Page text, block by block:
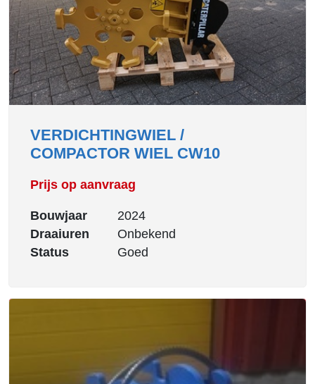
VERDICHTINGWIEL /
COMPACTOR WIEL CW10
Prijs op aanvraag
Bouwjaar
2024
Draaiuren
Onbekend
Status
Goed